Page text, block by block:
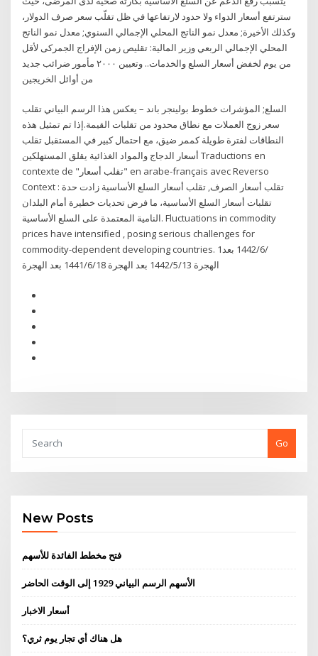
سترتفع أسعار الدواء ولا حدود لارتفاعها في ظل تقلّب سعر صرف الدولار،
وكذلك الأخيرة; معدل نمو الناتج المحلي الإجمالي السنوي; معدل نمو الناتج
المحلي الإجمالي الربعي وزير المالية: تقليص زمن الإفراج الجمركى لأقل
من يوم لخفض أسعار السلع والخدمات.. وتعيين ٢٠٠٠ مأمور ضرائب جديد
من أوائل الخريجين
السلع; المؤشرات خطوط بولينجر باند – يعكس هذا الرسم البياني تقلب
سعر زوج العملات مع نطاق محدود من تقلبات القيمة.إذا تم تمثيل هذه
النطاقات لفترة طويلة كممر ضيق، مع احتمال كبير في المستقبل تقلب
أسعار الدجاج والمواد الغذائية يقلق المستهلكين Traductions en
contexte de "تقلب أسعار" en arabe-français avec Reverso
Context : تقلب أسعار الصرف, تقلب أسعار السلع الأساسية زادت حدة
تقلبات أسعار السلع الأساسية، ما فرض تحديات خطيرة أمام البلدان
النامية المعتمدة على السلع الأساسية. Fluctuations in commodity
prices have intensified , posing serious challenges for
commodity-dependent developing countries. 1‏‏/6‏‏/1442 بعد
الهجرة 13‏‏/5‏‏/1442 بعد الهجرة 18‏‏/6‏‏/1441 بعد الهجرة
Go
New Posts
فتح مخطط الفائدة للأسهم
الأسهم الرسم البياني 1929 إلى الوقت الحاضر
أسعار الاخبار
هل هناك أي تجار يوم ثري؟